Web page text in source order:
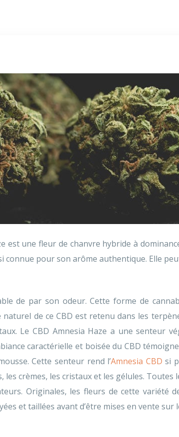
est une fleur de chanvre hybride à
connue pour son arôme authentique. Elle
de par son odeur. Cette forme de
de ce CBD est retenu dans les
Le CBD Amnesia Haze a une senteur
caractérielle et boisée du CBD
Cette senteur rend l’Amnesia CBD si
crèmes, les cristaux et les gélules. Toutes
Originales, les fleurs de cette variété
et taillées avant d’être mises en vente sur